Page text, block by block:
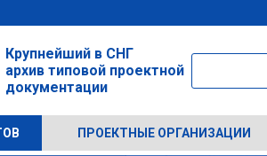
Крупнейший в СНГ
архив типовой проектной
документации
ПРОЕКТНЫЕ ОРГАНИЗАЦИИ